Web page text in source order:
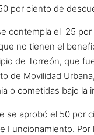
por ciento de
contempla el 25
no tienen el
de Torreón, que
de Movilidad
o cometidas bajo
se aprobó el 50 por
Funcionamiento.